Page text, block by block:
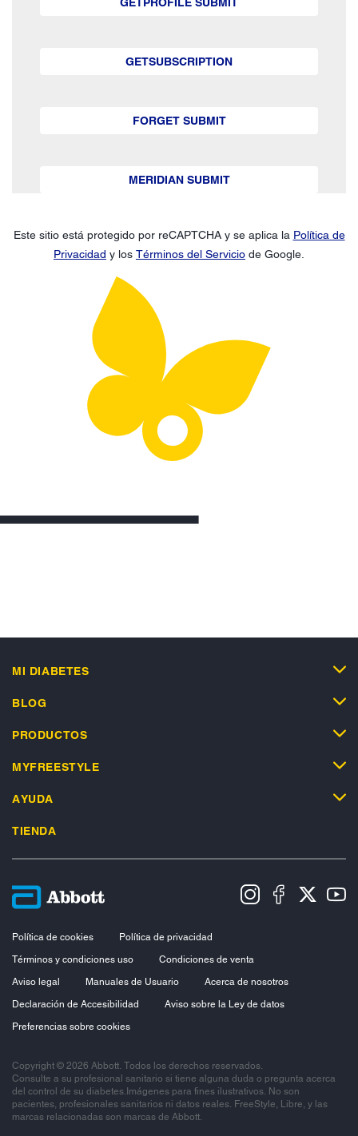
GETSUBSCRIPTION
FORGET SUBMIT
MERIDIAN SUBMIT
Este sitio está protegido por reCAPTCHA y se aplica la Política de
Privacidad y los Términos del Servicio de Google.
MI DIABETES
BLOG
PRODUCTOS
MYFREESTYLE
AYUDA
TIENDA
Política de cookies
Política de privacidad
Términos y condiciones uso
Condiciones de venta
Aviso legal
Manuales de Usuario
Acerca de nosotros
Declaración de Accesibilidad
Aviso sobre la Ley de datos
Preferencias sobre cookies
Copyright © 2026 Abbott. Todos los derechos reservados.
Consulte a su profesional sanitario si tiene alguna duda o pregunta acerca
del control de su diabetes.Imágenes para fines ilustrativos. No son
pacientes, profesionales sanitarios ni datos reales. FreeStyle, Libre, y las
marcas relacionadas son marcas de Abbott.